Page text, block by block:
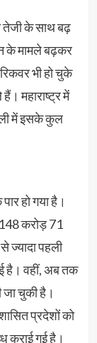
तेजी के साथ बढ़
के मामले बढ़कर
भी हो चुके
महाराष्ट्र में
में इसके कुल
हो गया है।
करोड़ 71
ज्यादा पहली
है। वहीं, अब तक
जा चुकी है।
प्रदेशों को
कराई गई है।